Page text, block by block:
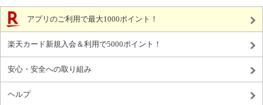
アプリのご利用で最大1000ポイント！
楽天カード新規入会＆利用で5000ポイント！
安心・安全への取り組み
ヘルプ